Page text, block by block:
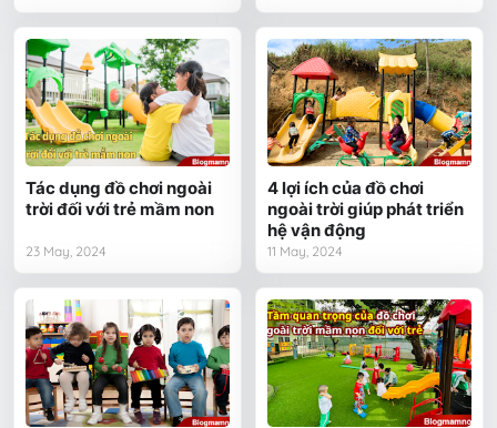
Tác dụng đồ chơi ngoài
trời đối với trẻ mầm non
23 May, 2024
4 lợi ích của đồ chơi
ngoài trời giúp phát triển
hệ vận động
11 May, 2024